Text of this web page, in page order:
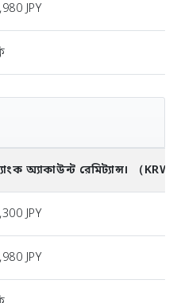
JPY
অ্যাকাউন্ট রেমিট্যান্স। （KRW
JPY
JPY